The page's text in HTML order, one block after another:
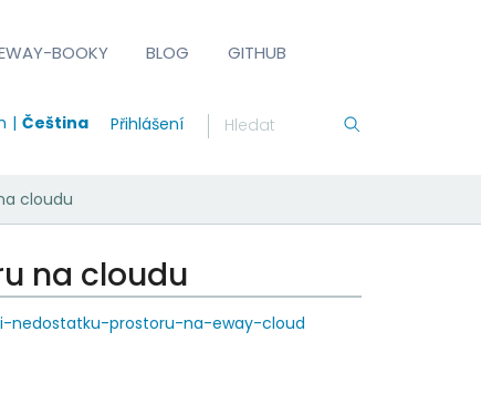
BOOKY BLOG GITHUB
Čeština Přihlášení
cloudu
na cloudu
prostoru-na-eway-cloud